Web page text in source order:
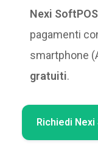
Nexi
pagamenti
smartphone
gratuiti.
Richiedi